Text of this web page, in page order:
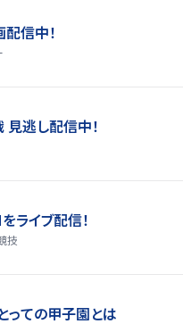
信中！
逃し配信中！
ライブ配信！
技
っての甲子園とは